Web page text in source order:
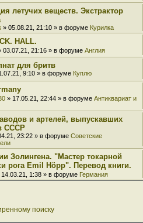
летучих веществ. Экстрактор
» 05.08.21, 21:10 » в форуме Курилка
HALL.
03.07.21, 21:16 » в форуме Англия
для бритв
9:10 » в форуме Куплю
» 17.05.21, 22:44 » в форуме Антиквариат и
и артелей, выпускавших
СССР
23:22 » в форуме Советские
Золингена. "Мастер токарной
рога Emil Höpp". Перевод книги.
14.03.21, 1:38 » в форуме Германия
поиску